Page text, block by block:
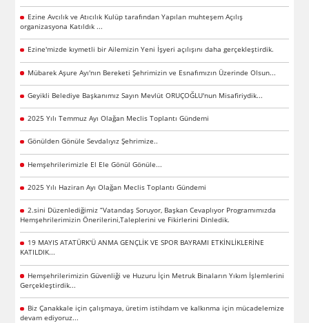
Ezine Avcılık ve Atıcılık Kulüp tarafından Yapılan muhteşem Açılış
organizasyona Katıldık ...
Ezine'mizde kıymetli bir Ailemizin Yeni İşyeri açılışını daha gerçekleştirdik.
Mübarek Aşure Ayı'nın Bereketi Şehrimizin ve Esnafımızın Üzerinde Olsun...
Geyikli Belediye Başkanımız Sayın Mevlüt ORUÇOĞLU'nun Misafiriydik...
2025 Yılı Temmuz Ayı Olağan Meclis Toplantı Gündemi
Gönülden Gönüle Sevdalıyız Şehrimize..
Hemşehrilerimizle El Ele Gönül Gönüle...
2025 Yılı Haziran Ayı Olağan Meclis Toplantı Gündemi
2.sini Düzenlediğimiz “Vatandaş Soruyor, Başkan Cevaplıyor Programımızda
Hemşehrilerimizin Önerilerini,Taleplerini ve Fikirlerini Dinledik.
19 MAYIS ATATÜRK'Ü ANMA GENÇLİK VE SPOR BAYRAMI ETKİNLİKLERİNE
KATILDIK...
Hemşehrilerimizin Güvenliği ve Huzuru İçin Metruk Binaların Yıkım İşlemlerini
Gerçekleştirdik...
Biz Çanakkale için çalışmaya, üretim istihdam ve kalkınma için mücadelemize
devam ediyoruz...